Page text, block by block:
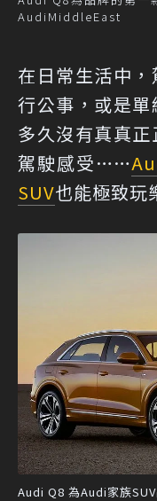
AudiMiddleEast
在日常生活中
行公事，或是
多久沒有真真
駕駛感受……
SUV也能極致玩
Audi Q8 為Audi家族